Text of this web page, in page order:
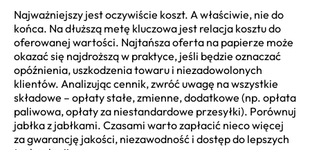
Najważniejszy jest oczywiście koszt. A właściwie, nie do
końca. Na dłuższą metę kluczowa jest relacja kosztu do
oferowanej wartości. Najtańsza oferta na papierze może
okazać się najdroższą w praktyce, jeśli będzie oznaczać
opóźnienia, uszkodzenia towaru i niezadowolonych
klientów. Analizując cennik, zwróć uwagę na wszystkie
składowe – opłaty stałe, zmienne, dodatkowe (np. opłata
paliwowa, opłaty za niestandardowe przesyłki). Porównuj
jabłka z jabłkami. Czasami warto zapłacić nieco więcej
za gwarancję jakości, niezawodność i dostęp do lepszych